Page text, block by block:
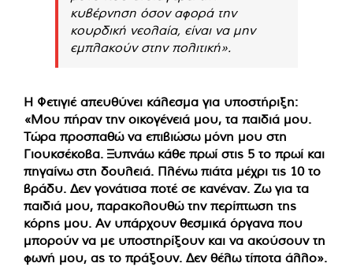
κυβέρνηση όσον αφορά την
κουρδική νεολαία, είναι να μην
εμπλακούν στην πολιτική».
Η Φετιγιέ απευθύνει κάλεσμα για υποστήριξη:
«Μου πήραν την οικογένειά μου, τα παιδιά μου.
Τώρα προσπαθώ να επιβιώσω μόνη μου στη
Γιουκσέκοβα. Ξυπνάω κάθε πρωί στις 5 το πρωί και
πηγαίνω στη δουλειά. Πλένω πιάτα μέχρι τις 10 το
βράδυ. Δεν γονάτισα ποτέ σε κανέναν. Ζω για τα
παιδιά μου, παρακολουθώ την περίπτωση της
κόρης μου. Αν υπάρχουν θεσμικά όργανα που
μπορούν να με υποστηρίξουν και να ακούσουν τη
φωνή μου, ας το πράξουν. Δεν θέλω τίποτα άλλο».